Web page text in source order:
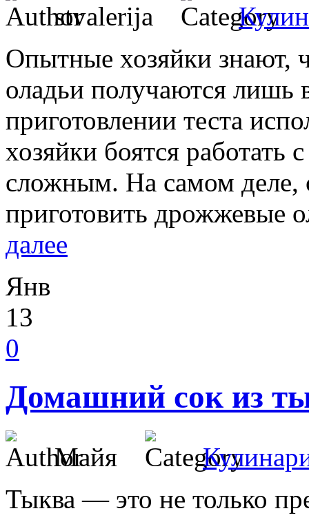
stvalerija
Опытные хозяйки
оладьи получаются лишь
приготовлении теста
хозяйки боятся работать
сложным. На самом деле,
приготовить дрожжевые
далее
Янв
13
0
Домашний сок из
Майя
Тыква — это не только